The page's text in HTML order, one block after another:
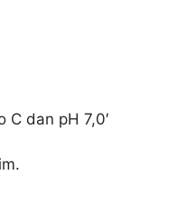
C dan pH 7,0′